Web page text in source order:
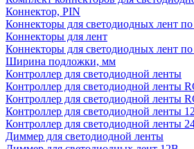
Коннектор, PIN
Коннекторы для светодиодных лент
Коннекторы для лент
Коннекторы для светодиодных лент
Ширина подложки, мм
Контроллер для светодиодной ленты
Контроллер для светодиодной ленты
Контроллер для светодиодной ленты
Контроллер для светодиодной ленты
Контроллер для светодиодной ленты
Диммер для светодиодной ленты